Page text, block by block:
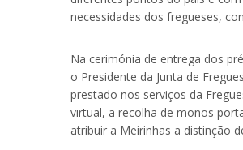
necessidades dos fregueses,
Na cerimónia de entrega dos
o Presidente da Junta de
prestado nos serviços da
virtual, a recolha de monos
atribuir a Meirinhas a distinção